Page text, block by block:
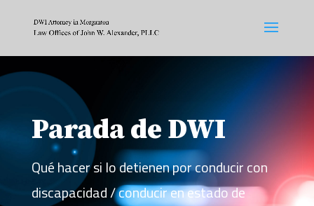
Parada de DWI
Qué hacer si lo detienen por conducir con
discapacidad / conducir en estado de